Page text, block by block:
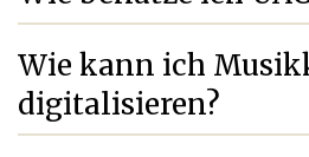
Wie kann ich
digitalisieren?